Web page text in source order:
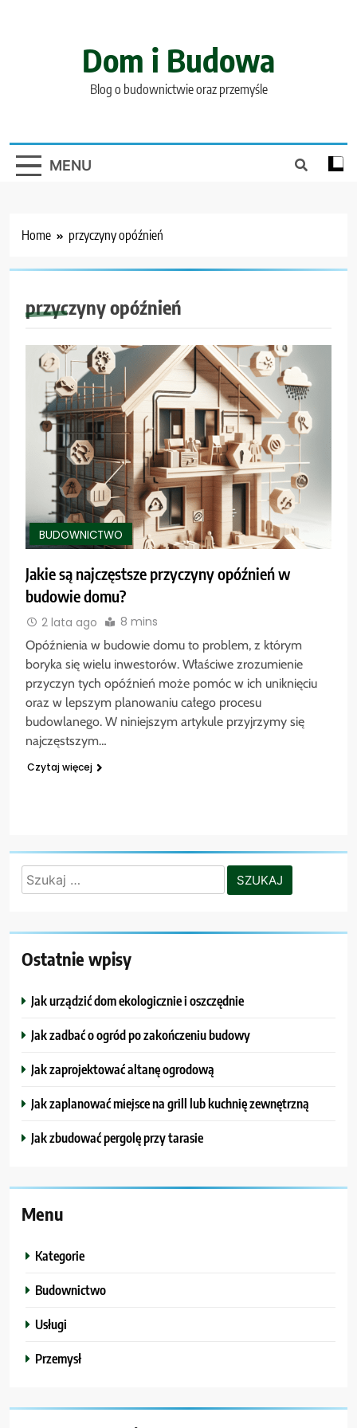
Dom i Budowa
Blog o budownictwie oraz przemyśle
MENU
Home przyczyny opóźnień
przyczyny opóźnień
BUDOWNICTWO
Jakie są najczęstsze przyczyny opóźnień w
budowie domu?
2 lata ago 8 mins
Opóźnienia w budowie domu to problem, z którym
boryka się wielu inwestorów. Właściwe zrozumienie
przyczyn tych opóźnień może pomóc w ich uniknięciu
oraz w lepszym planowaniu całego procesu
budowlanego. W niniejszym artykule przyjrzymy się
najczęstszym…
Czytaj więcej
Szukaj:
Ostatnie wpisy
Jak urządzić dom ekologicznie i oszczędnie
Jak zadbać o ogród po zakończeniu budowy
Jak zaprojektować altanę ogrodową
Jak zaplanować miejsce na grill lub kuchnię zewnętrzną
Jak zbudować pergolę przy tarasie
Menu
Kategorie
Budownictwo
Usługi
Przemysł